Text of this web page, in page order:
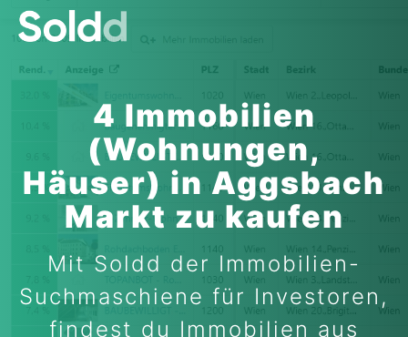
4 Immobilien
(Wohnungen,
Häuser) in Aggsbach
Markt zu kaufen
Mit Soldd der Immobilien-
Suchmaschiene für Investoren,
findest du Immobilien aus